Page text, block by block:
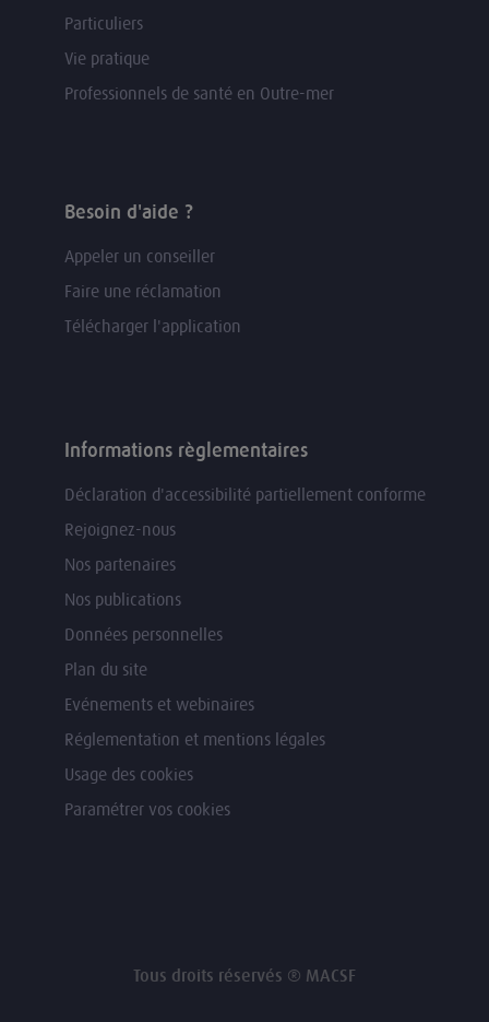
Particuliers
Vie pratique
Professionnels de santé en Outre-mer
Besoin d'aide ?
Appeler un conseiller
Faire une réclamation
Télécharger l'application
Informations règlementaires
Déclaration d'accessibilité partiellement conforme
Rejoignez-nous
Nos partenaires
Nos publications
Données personnelles
Plan du site
Evénements et webinaires
Réglementation et mentions légales
Usage des cookies
Paramétrer vos cookies
Tous droits réservés ® MACSF